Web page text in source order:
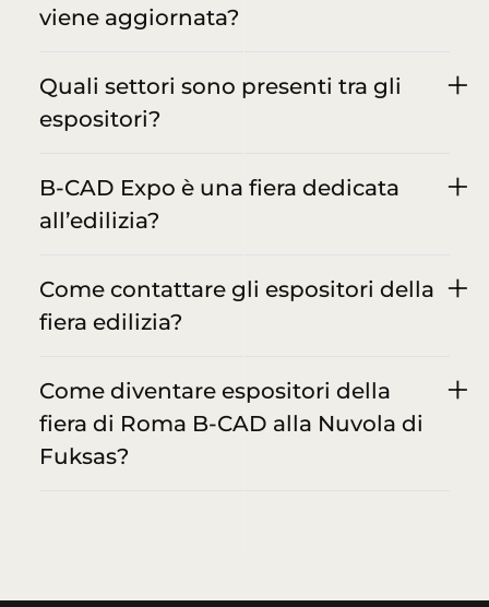
viene aggiornata?
Quali settori sono presenti tra gli
espositori?
B-CAD Expo è una fiera dedicata
all’edilizia?
Come contattare gli espositori della
fiera edilizia?
Come diventare espositori della
fiera di Roma B-CAD alla Nuvola di
Fuksas?